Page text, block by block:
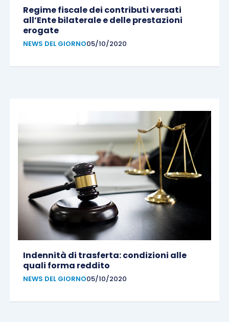
Regime fiscale dei contributi versati
all’Ente bilaterale e delle prestazioni
erogate
NEWS DEL GIORNO05/10/2020
Indennità di trasferta: condizioni alle
quali forma reddito
NEWS DEL GIORNO05/10/2020